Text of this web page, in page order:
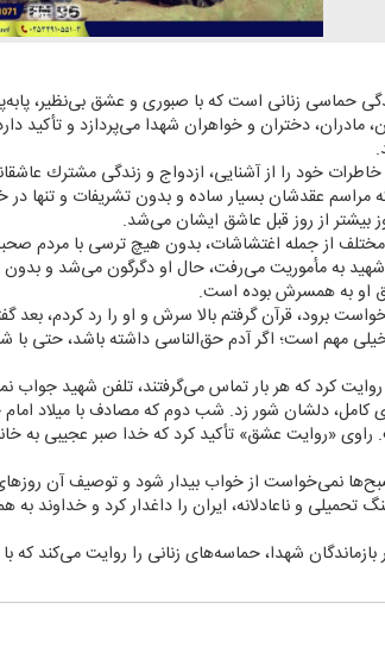
حماسی زنانی است كه با صبوری و عشق بی‌نظیر،
دختران و خواهران شهدا می‌پردازد و تأكید
خود را از آشنایی، ازدواج و زندگی مشترك
گفت و اینكه مراسم عقدشان بسیار ساده و بدون تشریفات و تنها
از روز قبل عاشق ایشان می‌شد.
از جمله اغتشاشات، بدون هیچ ترسی با مردم
به مأموریت می‌رفت، حال او دگرگون می‌شد و بدون
او به همسرش بوده است.
برود، قرآن گرفتم بالا سرش و او را رد كردم، بعد
مهم است؛ اگر آدم حق‌الناسی داشته باشد، حتی با
كرد كه هر بار تماس می‌گرفتند، تلفن شهید جواب
كامل، دلشان شور زد. شب دوم كه مصادف با میلاد
«روایت عشق» تأكید كرد كه خدا صبر عجیبی به
صبح‌ها نمی‌خواست از خواب بیدار شود و توصیف آن
و ناعادلانه، ایران را داغدار كرد و خداوند به
شهدا، حماسه‌های زنانی را روایت می‌كند كه